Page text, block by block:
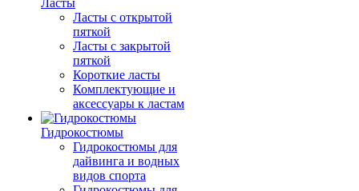
Ласты
Ласты с открытой
пяткой
Ласты с закрытой
пяткой
Короткие ласты
Комплектующие и
аксессуары к ластам
Гидрокостюмы
Гидрокостюмы для
дайвинга и водных
видов спорта